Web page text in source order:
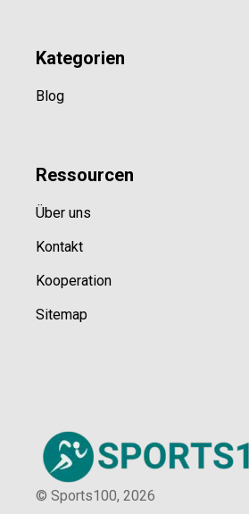
Kategorien
Blog
Ressourcen
Über uns
Kontakt
Kooperation
Sitemap
© Sports100, 2026